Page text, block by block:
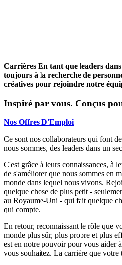
Carrières En tant que leaders
toujours à la recherche de
créatives pour rejoindre notre
Inspiré par vous. Conçus
Nos Offres D'Emploi
Ce sont nos collaborateurs qui font
nous sommes, des leaders dans un
C'est grâce à leurs connaissances, à
de s'améliorer que nous sommes en
monde dans lequel nous vivons.
quelque chose de plus petit -
au Royaume-Uni - qui fait quelque
qui compte.
En retour, reconnaissant le rôle que
monde plus sûr, plus propre et plus
est en notre pouvoir pour vous aider
vous souhaitez. La carrière que votre